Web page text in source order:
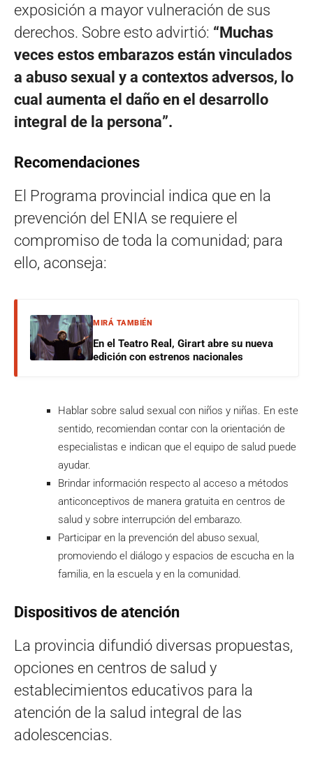
exposición a mayor vulneración de sus
derechos. Sobre esto advirtió: “Muchas
veces estos embarazos están vinculados
a abuso sexual y a contextos adversos, lo
cual aumenta el daño en el desarrollo
integral de la persona”.
Recomendaciones
El Programa provincial indica que en la
prevención del ENIA se requiere el
compromiso de toda la comunidad; para
ello, aconseja:
MIRÁ TAMBIÉN
En el Teatro Real, Girart abre su nueva
edición con estrenos nacionales
Hablar sobre salud sexual con niños y niñas. En este
sentido, recomiendan contar con la orientación de
especialistas e indican que el equipo de salud puede
ayudar.
Brindar información respecto al acceso a métodos
anticonceptivos de manera gratuita en centros de
salud y sobre interrupción del embarazo.
Participar en la prevención del abuso sexual,
promoviendo el diálogo y espacios de escucha en la
familia, en la escuela y en la comunidad.
Dispositivos de atención
La provincia difundió diversas propuestas,
opciones en centros de salud y
establecimientos educativos para la
atención de la salud integral de las
adolescencias.